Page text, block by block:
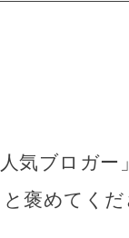
人気ブロガ
褒めてくだ